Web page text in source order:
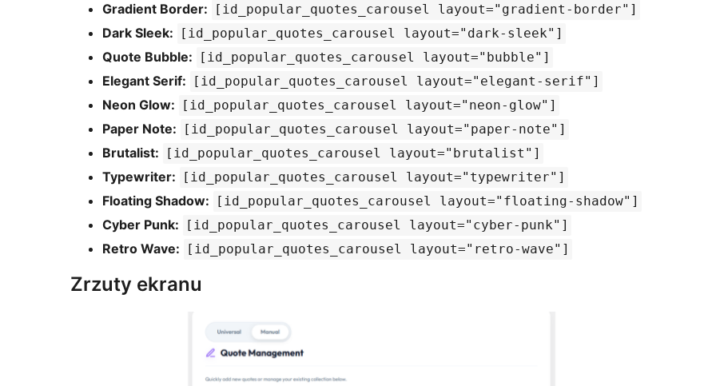
Gradient Border: [id_popular_quotes_carousel layout="gradient-border"]
Dark Sleek: [id_popular_quotes_carousel layout="dark-sleek"]
Quote Bubble: [id_popular_quotes_carousel layout="bubble"]
Elegant Serif: [id_popular_quotes_carousel layout="elegant-serif"]
Neon Glow: [id_popular_quotes_carousel layout="neon-glow"]
Paper Note: [id_popular_quotes_carousel layout="paper-note"]
Brutalist: [id_popular_quotes_carousel layout="brutalist"]
Typewriter: [id_popular_quotes_carousel layout="typewriter"]
Floating Shadow: [id_popular_quotes_carousel layout="floating-shadow"]
Cyber Punk: [id_popular_quotes_carousel layout="cyber-punk"]
Retro Wave: [id_popular_quotes_carousel layout="retro-wave"]
Zrzuty ekranu